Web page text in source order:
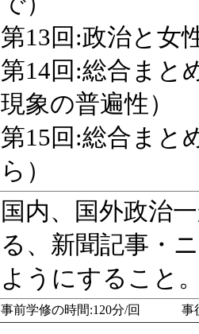
第13回:政治と女
第14回:総合まと
現象の普遍性）
第15回:総合まと
ら）
国内、国外政治
る、新聞記事・
ようにすること
事前学修の時間:120分/回 事後